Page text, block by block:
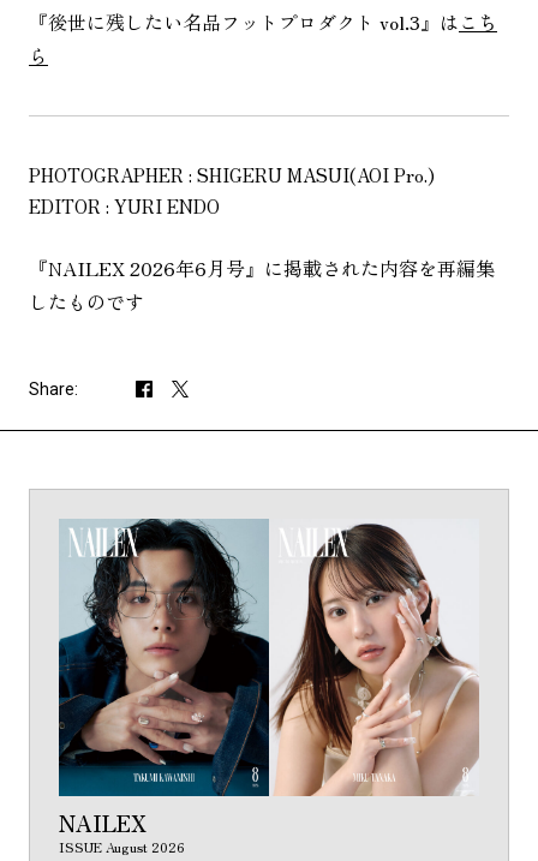
『後世に残したい名品フットプロダクト vol.3』はこち
ら
PHOTOGRAPHER : SHIGERU MASUI(AOI Pro.)
EDITOR : YURI ENDO
『NAILEX 2026年6月号』に掲載された内容を再編集
したものです
Share:
NAILEX
ISSUE August 2026